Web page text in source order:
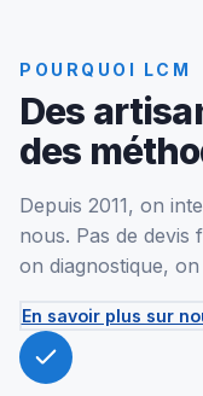
POURQUOI LCM
Des
des
Depuis 2011, on
nous. Pas de devis
on diagnostique,
En savoir plus sur